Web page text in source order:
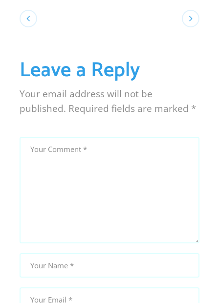
Leave a Reply
Your email address will not be
published. Required fields are marked *